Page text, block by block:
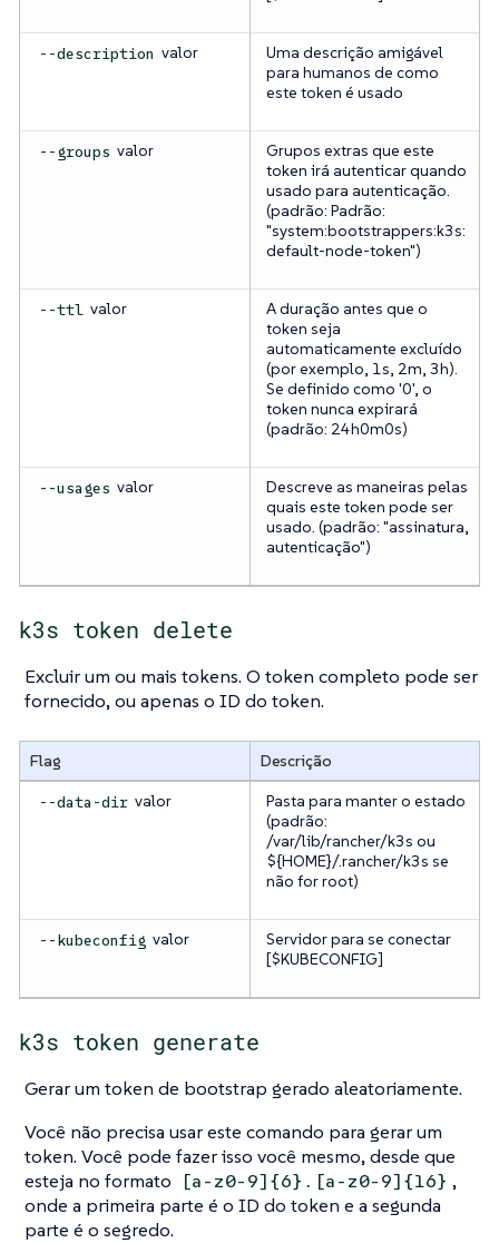
--description valor
Uma descrição amigável
para humanos de como
este token é usado
--groups valor
Grupos extras que este
token irá autenticar quando
usado para autenticação.
(padrão: Padrão:
"system:bootstrappers:k3s:
default-node-token")
--ttl valor
A duração antes que o
token seja
automaticamente excluído
(por exemplo, 1s, 2m, 3h).
Se definido como '0', o
token nunca expirará
(padrão: 24h0m0s)
--usages valor
Descreve as maneiras pelas
quais este token pode ser
usado. (padrão: "assinatura,
autenticação")
k3s token delete
Excluir um ou mais tokens. O token completo pode ser
fornecido, ou apenas o ID do token.
Flag Descrição
--data-dir valor
Pasta para manter o estado
(padrão:
/var/lib/rancher/k3s ou
${HOME}/.rancher/k3s se
não for root)
--kubeconfig valor
Servidor para se conectar
[$KUBECONFIG]
k3s token generate
Gerar um token de bootstrap gerado aleatoriamente.
Você não precisa usar este comando para gerar um
token. Você pode fazer isso você mesmo, desde que
esteja no formato
[a-z0-9]{6}.[a-z0-9]{16} ,
onde a primeira parte é o ID do token e a segunda
parte é o segredo.